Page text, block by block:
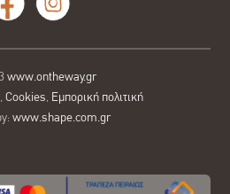
www.ontheway.gr
,Cookies, Εμπορική πολιτική
www.shape.com.gr